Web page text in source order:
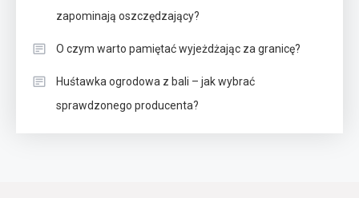
zapominają oszczędzający?
O czym warto pamiętać wyjeżdżając za granicę?
Huśtawka ogrodowa z bali – jak wybrać
sprawdzonego producenta?